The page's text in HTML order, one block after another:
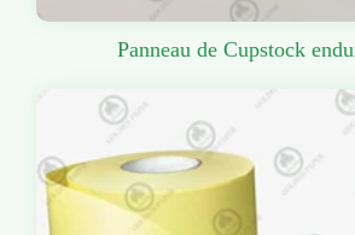
Panneau de Cupstock